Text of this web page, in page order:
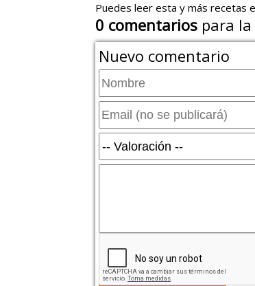
Puedes leer esta y más recetas
0 comentarios para
Nuevo comentario